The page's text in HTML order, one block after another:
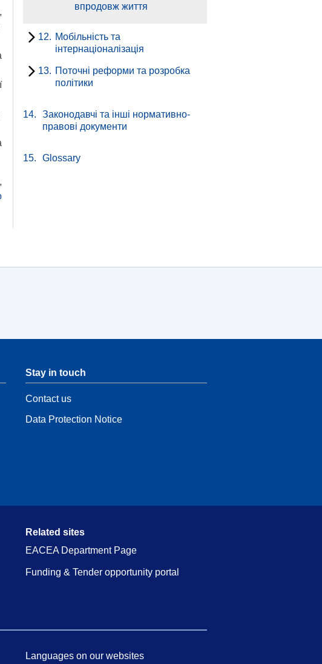
впродовж життя
12. Мобільність та
інтернаціоналізація
13. Поточні реформи та розробка
політики
14.
Законодавчі та інші нормативно-
правові документи
15. Glossary
Stay in touch
Contact us
Data Protection Notice
Related sites
EACEA Department Page
Funding & Tender opportunity portal
Languages on our websites